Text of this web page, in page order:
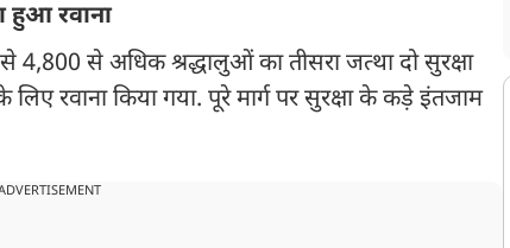
हुआ रवाना
4,800 से अधिक श्रद्धालुओं का तीसरा जत्था दो सुरक्षा
रवाना किया गया. पूरे मार्ग पर सुरक्षा के कड़े इंतजाम